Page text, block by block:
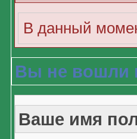
В данный
Вы не вошли
Ваше имя